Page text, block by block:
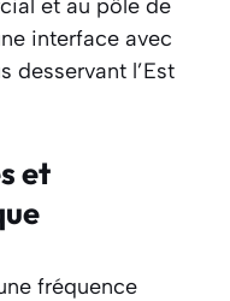
et au pôle de
interface avec
desservant l’Est
et
fréquence